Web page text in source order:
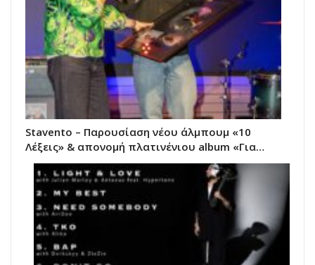
Stavento – Παρουσίαση νέου άλμπουμ «10
Λέξεις» & απονομή πλατινένιου album «Για…